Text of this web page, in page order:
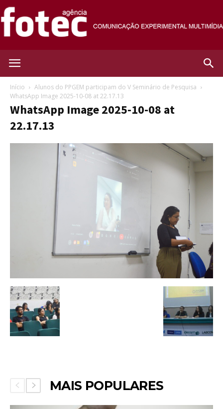
Fotec
Início
Alunos do PPGEM participam do V Seminário de Pesquisa
WhatsApp Image 2025-10-08 at 22.17.13
WhatsApp Image 2025-10-08 at
22.17.13
MAIS POPULARES